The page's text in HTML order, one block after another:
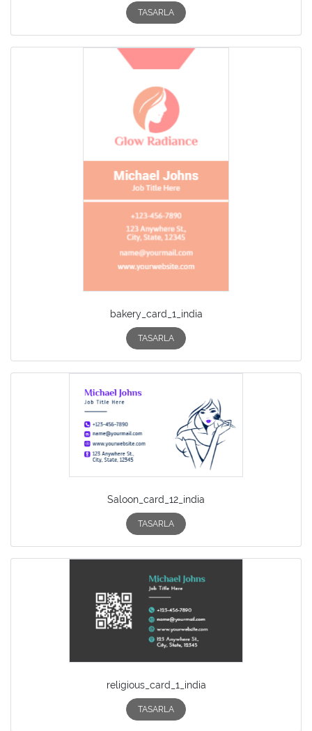
TASARLA
bakery_card_1_india
TASARLA
Saloon_card_12_india
TASARLA
religious_card_1_india
TASARLA